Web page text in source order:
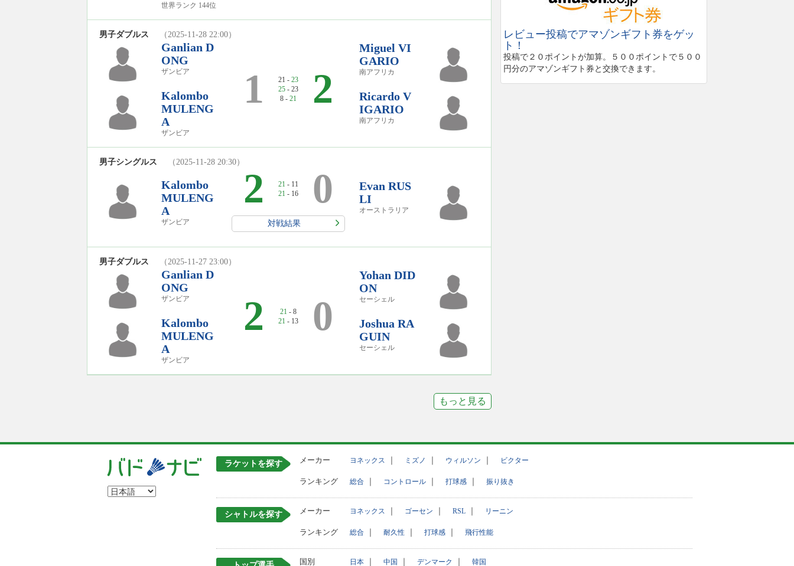
世界ランク 144位
男子ダブルス （2025-11-28 22:00）
Ganlian D
ONG
ザンビア
Kalombo
MULENG
A
ザンビア
1 21 - 23
25 - 23
8 - 21 2
Miguel VI
GARIO
南アフリカ
Ricardo V
IGARIO
南アフリカ
男子シングルス （2025-11-28 20:30）
Kalombo
MULENG
A
ザンビア
2 21 - 11
21 - 16 0
対戦結果
Evan RUS
LI
オーストラリア
男子ダブルス （2025-11-27 23:00）
Ganlian D
ONG
ザンビア
Kalombo
MULENG
A
ザンビア
2 21 - 8
21 - 13 0
Yohan DID
ON
セーシェル
Joshua RA
GUIN
セーシェル
もっと見る
レビュー投稿でアマゾンギフト券をゲッ
ト！
投稿で２０ポイントが加算。５００ポイントで５００
円分のアマゾンギフト券と交換できます。
ラケットを探す メーカー ヨネックス ｜ ミズノ ｜ ウィルソン ｜ ビクター
ランキング 総合 ｜ コントロール ｜ 打球感 ｜ 振り抜き
シャトルを探す メーカー ヨネックス ｜ ゴーセン ｜ RSL ｜ リーニン
ランキング 総合 ｜ 耐久性 ｜ 打球感 ｜ 飛行性能
国別 日本 ｜ 中国 ｜ デンマーク ｜ 韓国